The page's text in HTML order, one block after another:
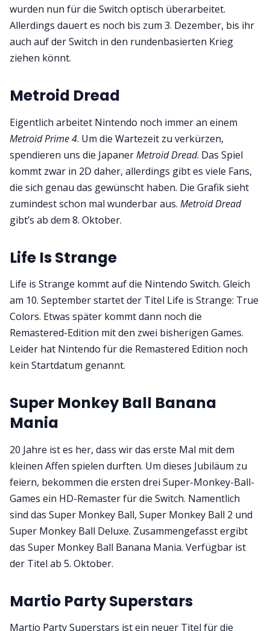
wurden nun für die Switch optisch überarbeitet.
Allerdings dauert es noch bis zum 3. Dezember, bis ihr
auch auf der Switch in den rundenbasierten Krieg
ziehen könnt.
Metroid Dread
Eigentlich arbeitet Nintendo noch immer an einem
Metroid Prime 4. Um die Wartezeit zu verkürzen,
spendieren uns die JapanerMetroid Dread. Das Spiel
kommt zwar in 2D daher, allerdings gibt es viele Fans,
die sich genau das gewünscht haben. Die Grafik sieht
zumindest schon mal wunderbar aus. Metroid Dread
gibt’s ab dem 8. Oktober.
Life Is Strange
Life is Strange kommt auf die Nintendo Switch. Gleich
am 10. September startet der Titel Life is Strange: True
Colors. Etwas später kommt dann noch die
Remastered-Edition mit den zwei bisherigen Games.
Leider hat Nintendo für die Remastered Edition noch
kein Startdatum genannt.
Super Monkey Ball Banana
Mania
20 Jahre ist es her, dass wir das erste Mal mit dem
kleinen Affen spielen durften. Um dieses Jubiläum zu
feiern, bekommen die ersten drei Super-Monkey-Ball-
Games ein HD-Remaster für die Switch. Namentlich
sind das Super Monkey Ball, Super Monkey Ball 2 und
Super Monkey Ball Deluxe. Zusammengefasst ergibt
das Super Monkey Ball Banana Mania. Verfügbar ist
der Titel ab 5. Oktober.
Martio Party Superstars
Martio Party Superstars ist ein neuer Titel für die